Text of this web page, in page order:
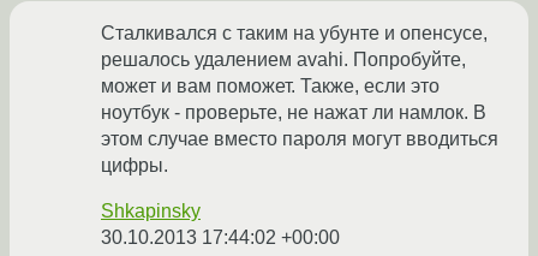
Сталкивался с таким на убунте и опенсусе,
решалось удалением avahi. Попробуйте,
может и вам поможет. Также, если это
ноутбук - проверьте, не нажат ли намлок. В
этом случае вместо пароля могут вводиться
цифры.
Shkapinsky
30.10.2013 17:44:02 +00:00